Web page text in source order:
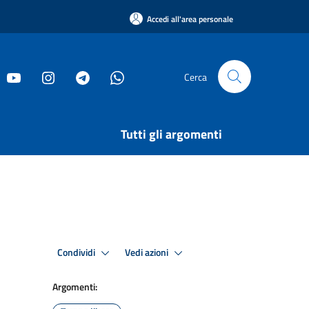
Accedi all'area personale
Cerca
Tutti gli argomenti
Condividi Vedi azioni
Argomenti: